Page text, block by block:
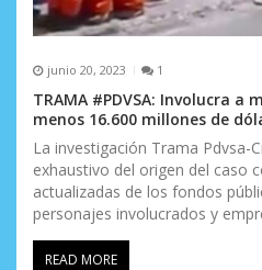
junio 20, 2023 1
TRAMA #PDVSA: Involucra a
menos 16.600 millones de
La investigación Trama Pdvsa-
exhaustivo del origen del caso
actualizadas de los fondos
personajes involucrados y
READ MORE